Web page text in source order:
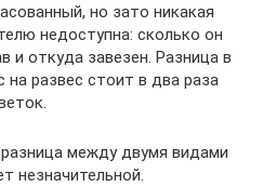
но зато никакая
недоступна: сколько он
и откуда завезен. Разница в
на развес стоит в два раза
между двумя видами
незначительной.